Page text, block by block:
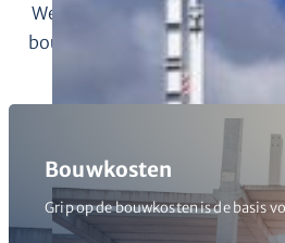
Welkom bij BKS Schagen,
bouwkostendeskundigen in
Bouwkosten
Grip op de bouwkosten is de basis